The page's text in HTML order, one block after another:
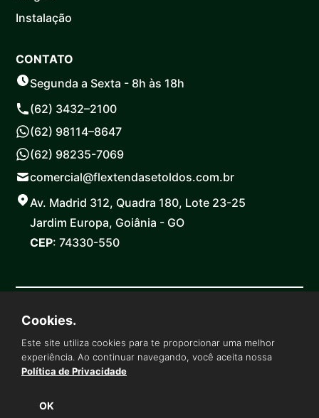
Instalação
CONTATO
Segunda a Sexta - 8h às 18h
(62) 3432–2100
(62) 98114–8647
(62) 98235-7069
comercial@flextendasetoldos.com.br
Av. Madrid 312, Quadra 180, Lote 23-25
Jardim Europa, Goiânia - GO
CEP: 74330-550
Grupo Flex Indústria Comércio E Serviços Ltda. | CNPJ
Cookies.
Este site utiliza cookies para te proporcionar uma melhor
experiência. Ao continuar navegando, você aceita nossa
Política de Privacidade
OK